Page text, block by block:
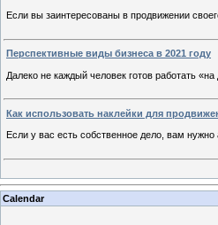
Если вы заинтересованы в продвижении
Перспективные виды бизнеса в 2021 году
Далеко не каждый человек готов работать «на
Как использовать наклейки для
Если у вас есть собственное дело, вам нужно
Calendar